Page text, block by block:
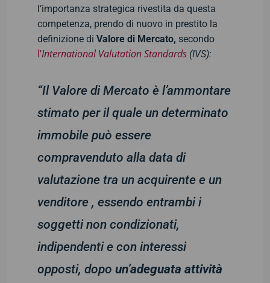
l’importanza strategica rivestita da questa
competenza, prendo di nuovo in prestito la
definizione di Valore di Mercato, secondo
l’International Valutation Standards (IVS):
“Il Valore di Mercato è l’ammontare
stimato per il quale un determinato
immobile può essere
compravenduto alla data di
valutazione tra un acquirente e un
venditore , essendo entrambi i
soggetti non condizionati,
indipendenti e con interessi
opposti, dopo un’adeguata attività